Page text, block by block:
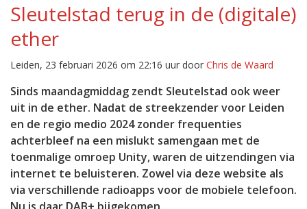
Sleutelstad terug in de (digitale)
ether
Leiden, 23 februari 2026 om 22:16 uur door Chris de Waard
Sinds maandagmiddag zendt Sleutelstad ook weer
uit in de ether. Nadat de streekzender voor Leiden
en de regio medio 2024 zonder frequenties
achterbleef na een mislukt samengaan met de
toenmalige omroep Unity, waren de uitzendingen via
internet te beluisteren. Zowel via deze website als
via verschillende radioapps voor de mobiele telefoon.